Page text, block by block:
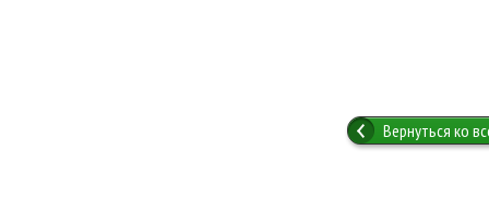
Вернуться ко